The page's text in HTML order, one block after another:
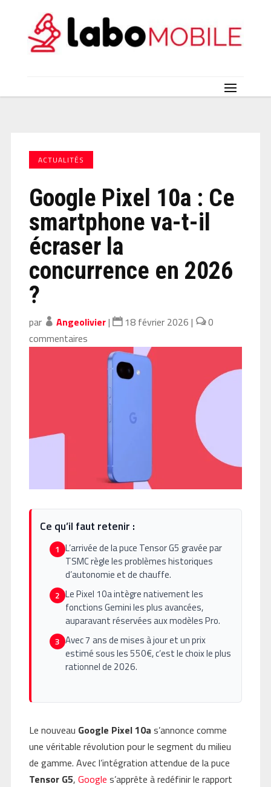
ACTUALITÉS
Google Pixel 10a : Ce
smartphone va-t-il
écraser la
concurrence en 2026
?
par Angeolivier| 18 février 2026 |
0
commentaires
Ce qu’il faut retenir :
1 L’arrivée de la puce Tensor G5 gravée par
TSMC règle les problèmes historiques
d’autonomie et de chauffe.
2 Le Pixel 10a intègre nativement les
fonctions Gemini les plus avancées,
auparavant réservées aux modèles Pro.
3 Avec 7 ans de mises à jour et un prix
estimé sous les 550€, c’est le choix le plus
rationnel de 2026.
Le nouveau Google Pixel 10a s’annonce comme
une véritable révolution pour le segment du milieu
de gamme. Avec l’intégration attendue de la puce
Tensor G5, Google s’apprête à redéfinir le rapport